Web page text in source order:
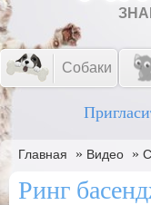
Собаки
Главная » Видео »
Ринг